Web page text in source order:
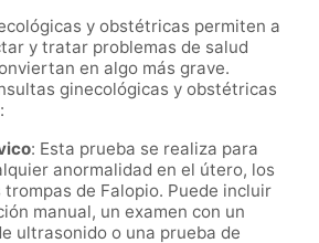
y obstétricas permiten a
y tratar problemas de salud
en algo más grave.
ginecológicas y obstétricas
: Esta prueba se realiza para
anormalidad en el útero, los
trompas de Falopio. Puede incluir
manual, un examen con un
ultrasonido o una prueba de